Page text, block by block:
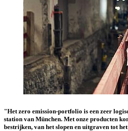
"Het zero emission-portfolio is een zeer
station van München. Met onze producten
bestrijken, van het slopen en uitgraven tot